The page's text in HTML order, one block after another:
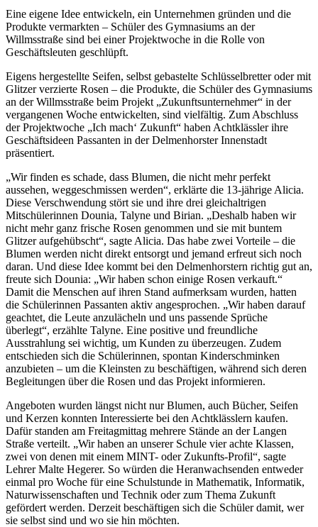
Eine eigene Idee entwickeln, ein Unternehmen gründen und die
Produkte vermarkten – Schüler des Gymnasiums an der
Willmsstraße sind bei einer Projektwoche in die Rolle von
Geschäftsleuten geschlüpft.
Eigens hergestellte Seifen, selbst gebastelte Schlüsselbretter oder mit
Glitzer verzierte Rosen – die Produkte, die Schüler des Gymnasiums
an der Willmsstraße beim Projekt „Zukunftsunternehmer“ in der
vergangenen Woche entwickelten, sind vielfältig. Zum Abschluss
der Projektwoche „Ich mach‘ Zukunft“ haben Achtklässler ihre
Geschäftsideen Passanten in der Delmenhorster Innenstadt
präsentiert.
„Wir finden es schade, dass Blumen, die nicht mehr perfekt
aussehen, weggeschmissen werden“, erklärte die 13-jährige Alicia.
Diese Verschwendung stört sie und ihre drei gleichaltrigen
Mitschülerinnen Dounia, Talyne und Birian. „Deshalb haben wir
nicht mehr ganz frische Rosen genommen und sie mit buntem
Glitzer aufgehübscht“, sagte Alicia. Das habe zwei Vorteile – die
Blumen werden nicht direkt entsorgt und jemand erfreut sich noch
daran. Und diese Idee kommt bei den Delmenhorstern richtig gut an,
freute sich Dounia: „Wir haben schon einige Rosen verkauft.“
Damit die Menschen auf ihren Stand aufmerksam wurden, hatten
die Schülerinnen Passanten aktiv angesprochen. „Wir haben darauf
geachtet, die Leute anzulächeln und uns passende Sprüche
überlegt“, erzählte Talyne. Eine positive und freundliche
Ausstrahlung sei wichtig, um Kunden zu überzeugen. Zudem
entschieden sich die Schülerinnen, spontan Kinderschminken
anzubieten – um die Kleinsten zu beschäftigen, während sich deren
Begleitungen über die Rosen und das Projekt informieren.
Angeboten wurden längst nicht nur Blumen, auch Bücher, Seifen
und Kerzen konnten Interessierte bei den Achtklässlern kaufen.
Dafür standen am Freitagmittag mehrere Stände an der Langen
Straße verteilt. „Wir haben an unserer Schule vier achte Klassen,
zwei von denen mit einem MINT- oder Zukunfts-Profil“, sagte
Lehrer Malte Hegerer. So würden die Heranwachsenden entweder
einmal pro Woche für eine Schulstunde in Mathematik, Informatik,
Naturwissenschaften und Technik oder zum Thema Zukunft
gefördert werden. Derzeit beschäftigen sich die Schüler damit, wer
sie selbst sind und wo sie hin möchten.